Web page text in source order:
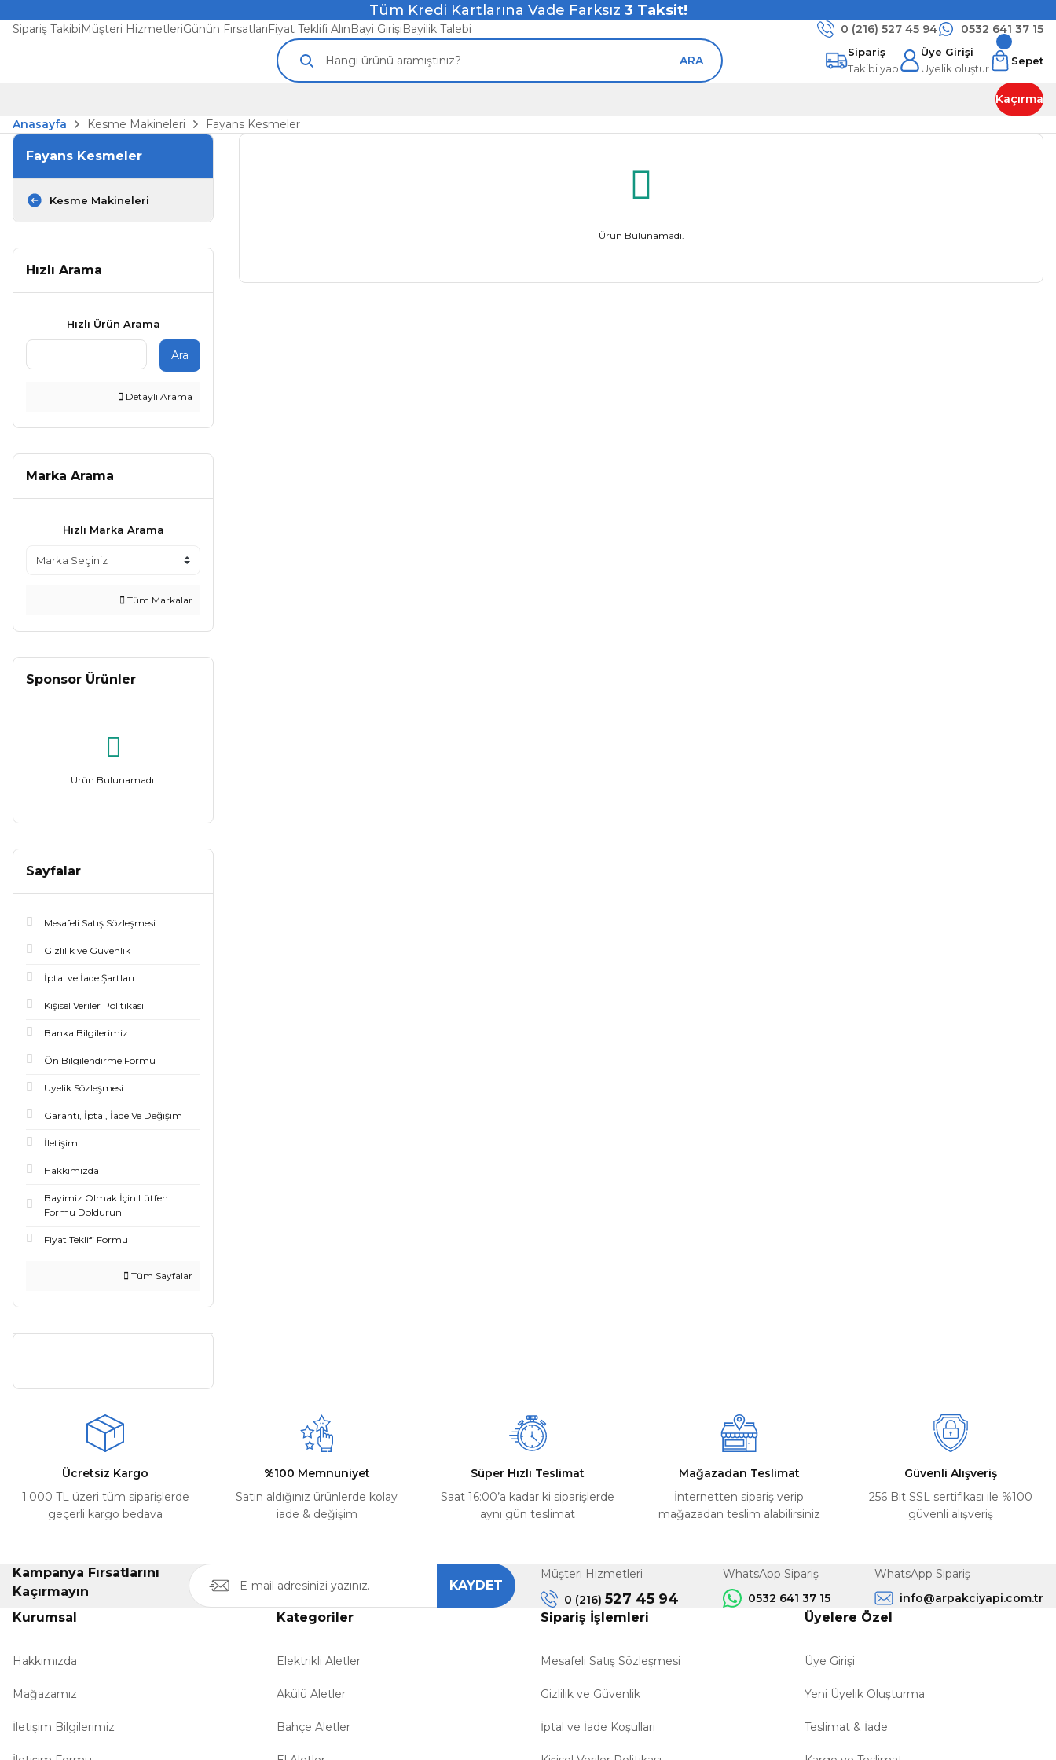
Tüm Kredi Kartlarına Vade Farksız 3 Taksit!
Sipariş TakibiMüşteri HizmetleriGünün FırsatlarıFiyat Teklifi AlınBayi GirişiBayilik Talebi 0 (216) 527 45 94 0532 641 37 15
ARA
Sipariş
Takibi yap
Üye Girişi
Üyelik oluştur
Sepet
Kaçırma
Anasayfa
Kesme Makineleri Fayans Kesmeler
Fayans Kesmeler
Kesme Makineleri
Hızlı Arama
Hızlı Ürün Arama
Ara
Detaylı Arama
Marka Arama
Hızlı Marka Arama
Tüm Markalar
Sponsor Ürünler
Ürün Bulunamadı.
Sayfalar
Mesafeli Satış Sözleşmesi
Gizlilik ve Güvenlik
İptal ve İade Şartları
Kişisel Veriler Politikası
Banka Bilgilerimiz
Ön Bilgilendirme Formu
Üyelik Sözleşmesi
Garanti, İptal, İade Ve Değişim
İletişim
Hakkımızda
Bayimiz Olmak İçin Lütfen
Formu Doldurun
Fiyat Teklifi Formu
Tüm Sayfalar
Ürün Bulunamadı.
Ücretsiz Kargo
1.000 TL üzeri tüm siparişlerde
geçerli kargo bedava
%100 Memnuniyet
Satın aldığınız ürünlerde kolay
iade & değişim
Süper Hızlı Teslimat
Saat 16:00’a kadar ki siparişlerde
aynı gün teslimat
Mağazadan Teslimat
İnternetten sipariş verip
mağazadan teslim alabilirsiniz
Güvenli Alışveriş
256 Bit SSL sertifikası ile %100
güvenli alışveriş
Kampanya Fırsatlarını
Kaçırmayın
KAYDET
Müşteri Hizmetleri
0 (216) 527 45 94
WhatsApp Sipariş
0532 641 37 15
WhatsApp Sipariş
info@arpakciyapi.com.tr
Kurumsal
Hakkımızda
Mağazamız
İletişim Bilgilerimiz
Kategoriler
Elektrikli Aletler
Akülü Aletler
Bahçe Aletler
Sipariş İşlemleri
Mesafeli Satış Sözleşmesi
Gizlilik ve Güvenlik
İptal ve İade Koşullari
Üyelere Özel
Üye Girişi
Yeni Üyelik Oluşturma
Teslimat & İade